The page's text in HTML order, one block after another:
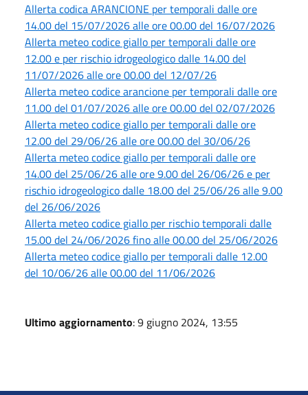
Allerta codica ARANCIONE per temporali dalle ore
14.00 del 15/07/2026 alle ore 00.00 del 16/07/2026
Allerta meteo codice giallo per temporali dalle ore
12.00 e per rischio idrogeologico dalle 14.00 del
11/07/2026 alle ore 00.00 del 12/07/26
Allerta meteo codice arancione per temporali dalle ore
11.00 del 01/07/2026 alle ore 00.00 del 02/07/2026
Allerta meteo codice giallo per temporali dalle ore
12.00 del 29/06/26 alle ore 00.00 del 30/06/26
Allerta meteo codice giallo per temporali dalle ore
14.00 del 25/06/26 alle ore 9.00 del 26/06/26 e per
rischio idrogeologico dalle 18.00 del 25/06/26 alle 9.00
del 26/06/2026
Allerta meteo codice giallo per rischio temporali dalle
15.00 del 24/06/2026 fino alle 00.00 del 25/06/2026
Allerta meteo codice giallo per temporali dalle 12.00
del 10/06/26 alle 00.00 del 11/06/2026
Ultimo aggiornamento: 9 giugno 2024, 13:55